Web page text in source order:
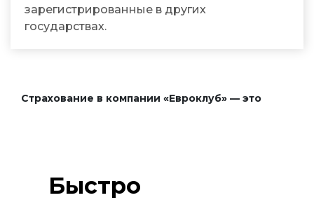
зарегистрированные в других
государствах.
Страхование в компании «Евроклуб» — это
Быстро